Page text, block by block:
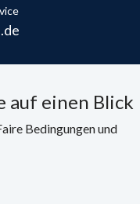
auf einen Blick
Bedingungen und